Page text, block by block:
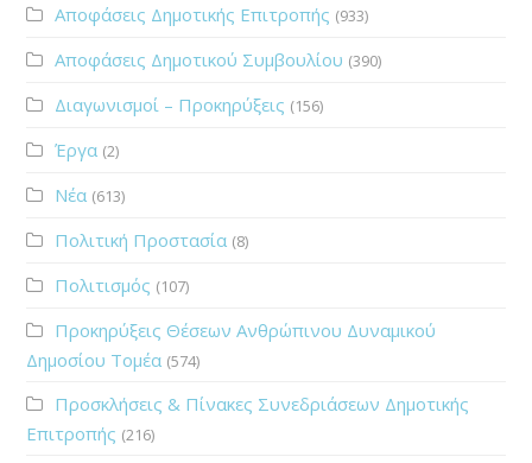
Αποφάσεις Δημοτικής Επιτροπής (933)
Αποφάσεις Δημοτικού Συμβουλίου (390)
Διαγωνισμοί – Προκηρύξεις (156)
Έργα (2)
Νέα (613)
Πολιτική Προστασία (8)
Πολιτισμός (107)
Προκηρύξεις Θέσεων Ανθρώπινου Δυναμικού
Δημοσίου Τομέα (574)
Προσκλήσεις & Πίνακες Συνεδριάσεων Δημοτικής
Επιτροπής (216)